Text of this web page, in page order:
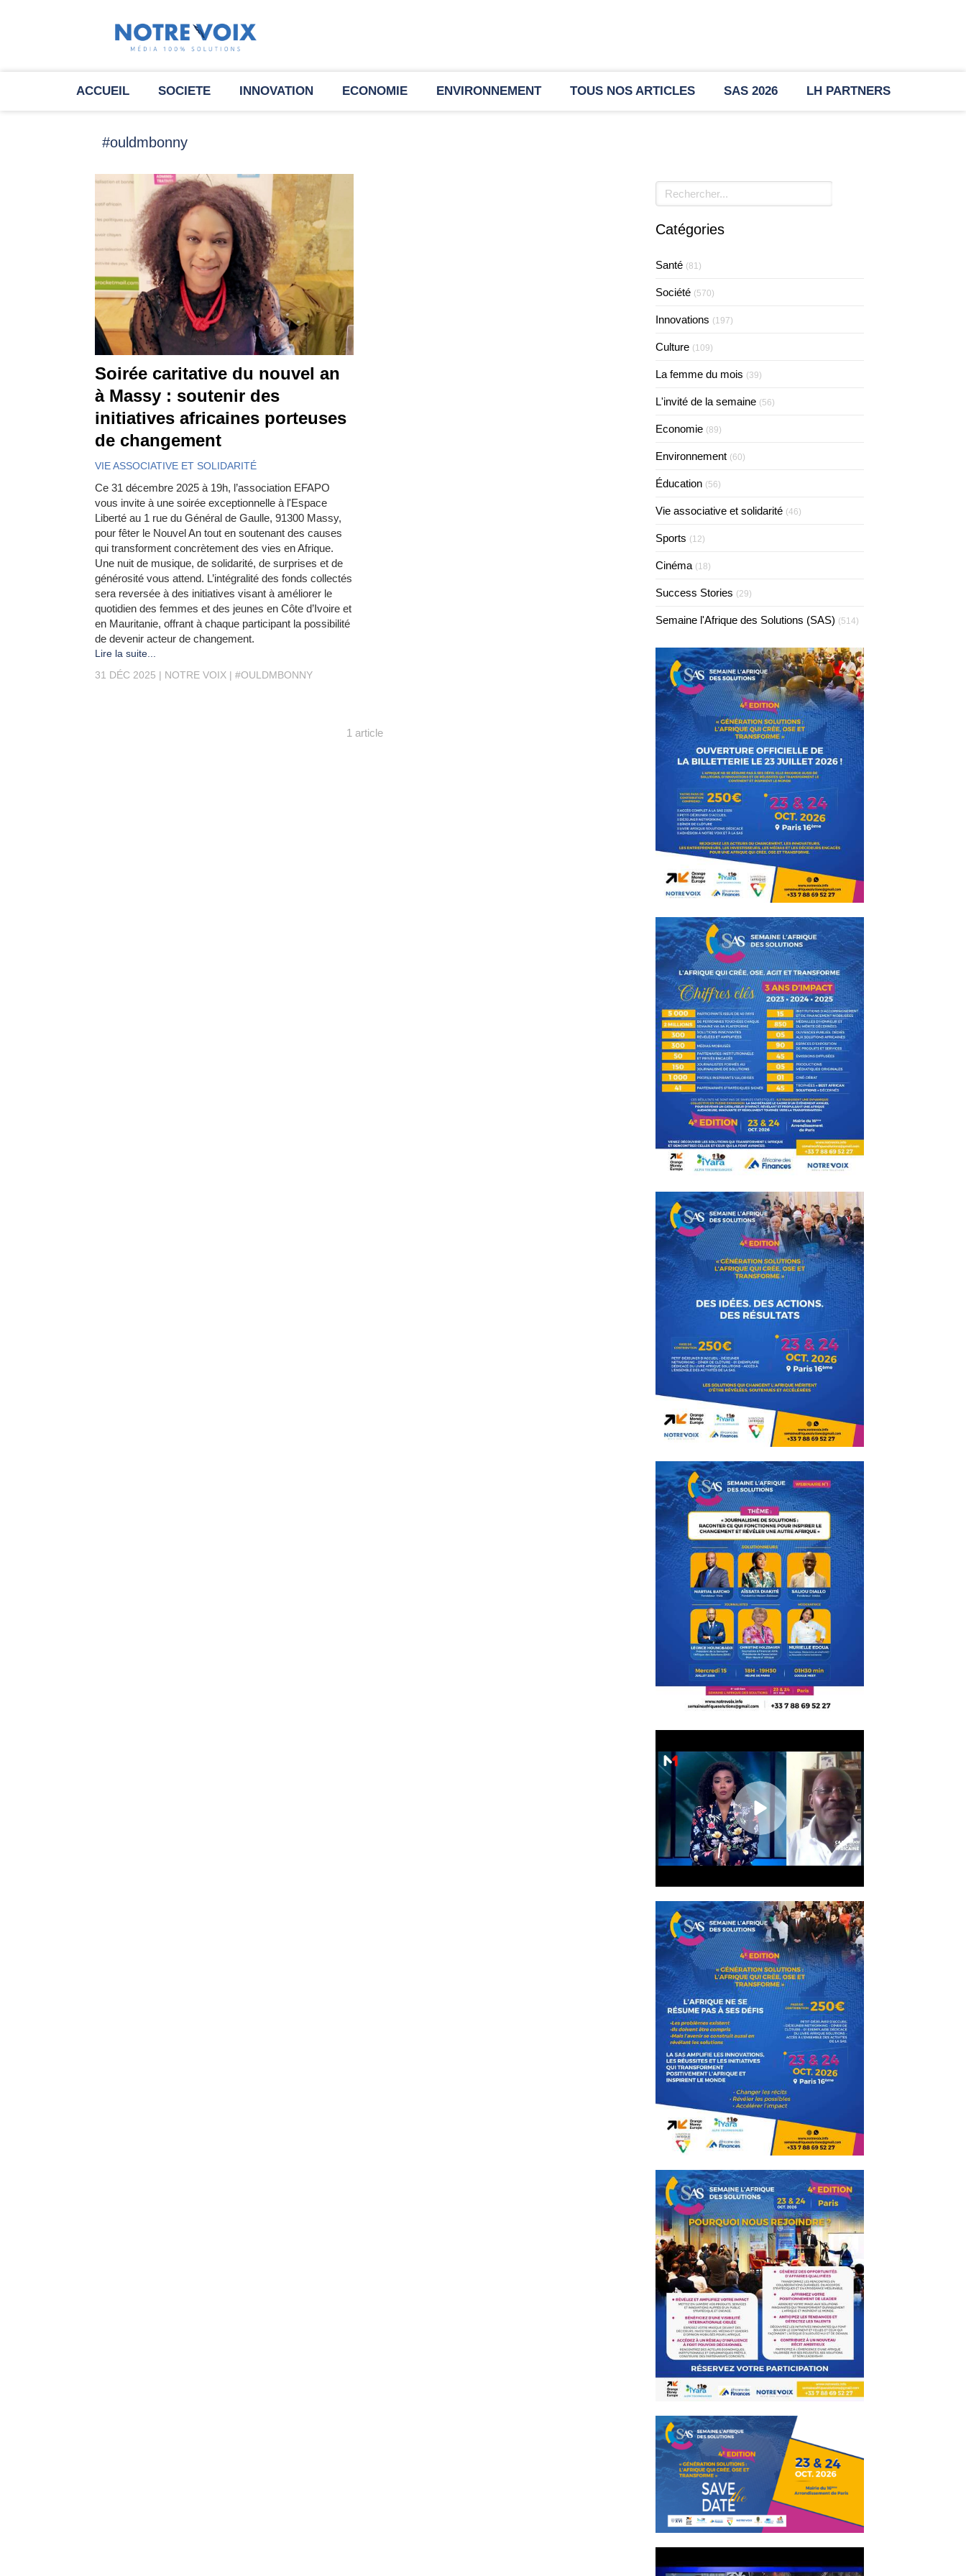
ACCUEIL SOCIETE INNOVATION ECONOMIE ENVIRONNEMENT TOUS NOS ARTICLES SAS 2026 LH PARTNERS
#ouldmbonny
Soirée caritative du nouvel an
à Massy : soutenir des
initiatives africaines porteuses
de changement
VIE ASSOCIATIVE ET SOLIDARITÉ
Ce 31 décembre 2025 à 19h, l’association EFAPO
vous invite à une soirée exceptionnelle à l'Espace
Liberté au 1 rue du Général de Gaulle, 91300 Massy,
pour fêter le Nouvel An tout en soutenant des causes
qui transforment concrètement des vies en Afrique.
Une nuit de musique, de solidarité, de surprises et de
générosité vous attend. L’intégralité des fonds collectés
sera reversée à des initiatives visant à améliorer le
quotidien des femmes et des jeunes en Côte d’Ivoire et
en Mauritanie, offrant à chaque participant la possibilité
de devenir acteur de changement.
Lire la suite...
31 DÉC 2025
NOTRE VOIX #OULDMBONNY
1 article
Rechercher
Catégories
Santé (81)
Société (570)
Innovations (197)
Culture (109)
La femme du mois (39)
L'invité de la semaine (56)
Economie (89)
Environnement (60)
Éducation (56)
Vie associative et solidarité (46)
Sports (12)
Cinéma (18)
Success Stories (29)
Semaine l'Afrique des Solutions (SAS) (514)